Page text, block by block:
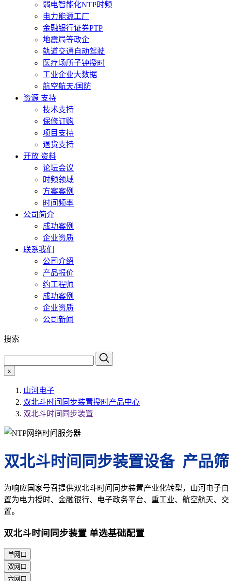
弱电智能化NTP时频
电力能源工厂
金融银行证券PTP
地震局等政企
轨道交通自动驾驶
医疗场所子钟授时
工业企业大数据
航空航天/国防
资源 支持
技术支持
保修订购
项目支持
退货支持
开放 资料
论坛会议
时频领域
方案案例
时间频率
公司简介
成功案例
企业资质
联系我们
公司介绍
产品报价
约工程师
成功案例
企业资质
公司新闻
搜索
x
山河电子
双北斗时间同步装置授时产品中心
双北斗时间同步装置
双北斗时间同步装置设备 产品
为响应国家号召提供双北斗时间同步装置产业化转型，山河电子
置为电力授时、金融银行、电子政务平台、重工业、航空航天、
置。
双北斗时间同步装置 单选基础配置
单网口
双网口
六网口